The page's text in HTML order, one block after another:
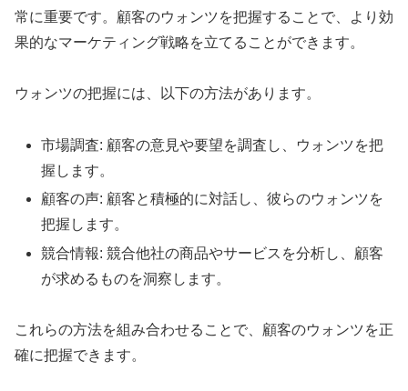
常に重要です。顧客のウォンツを把握することで、より効
果的なマーケティング戦略を立てることができます。
ウォンツの把握には、以下の方法があります。
市場調査: 顧客の意見や要望を調査し、ウォンツを把
握します。
顧客の声: 顧客と積極的に対話し、彼らのウォンツを
把握します。
競合情報: 競合他社の商品やサービスを分析し、顧客
が求めるものを洞察します。
これらの方法を組み合わせることで、顧客のウォンツを正
確に把握できます。